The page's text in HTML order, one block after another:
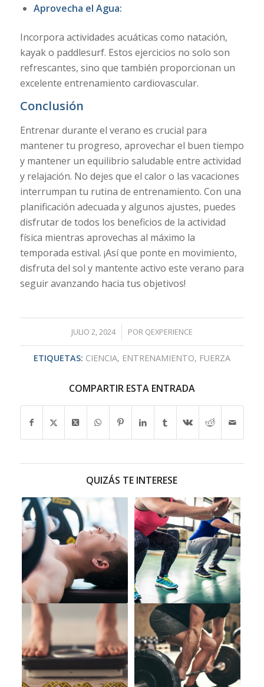
Aprovecha el Agua:
Incorpora actividades acuáticas como natación,
kayak o paddlesurf. Estos ejercicios no solo son
refrescantes, sino que también proporcionan un
excelente entrenamiento cardiovascular.
Conclusión
Entrenar durante el verano es crucial para
mantener tu progreso, aprovechar el buen tiempo
y mantener un equilibrio saludable entre actividad
y relajación. No dejes que el calor o las vacaciones
interrumpan tu rutina de entrenamiento. Con una
planificación adecuada y algunos ajustes, puedes
disfrutar de todos los beneficios de la actividad
física mientras aprovechas al máximo la
temporada estival. ¡Así que ponte en movimiento,
disfruta del sol y mantente activo este verano para
seguir avanzando hacia tus objetivos!
JULIO 2, 2024
/ POR QEXPERIENCE
ETIQUETAS: CIENCIA, ENTRENAMIENTO, FUERZA
COMPARTIR ESTA ENTRADA
QUIZÁS TE INTERESE